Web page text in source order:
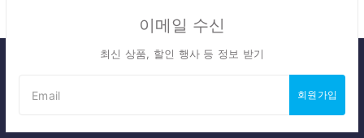
이메일 수신
최신 상품, 할인 행사 등 정보 받기
회원가입